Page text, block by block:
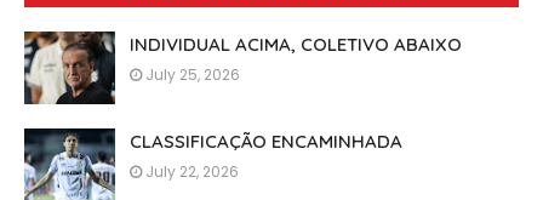
INDIVIDUAL ACIMA, COLETIVO ABAIXO
July 25, 2026
CLASSIFICAÇÃO ENCAMINHADA
July 22, 2026